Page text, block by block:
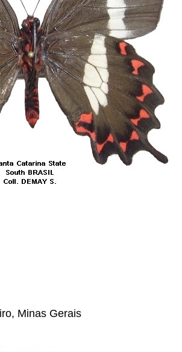
Minas Gerais